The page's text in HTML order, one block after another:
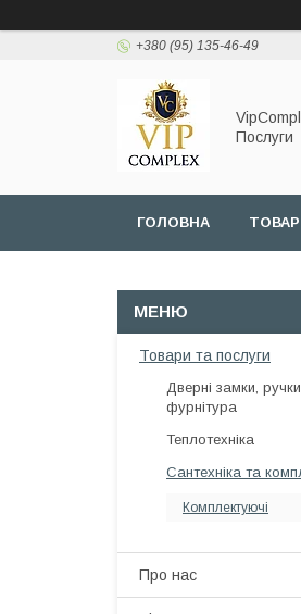
+380 (95) 135-46-49
Послуги
ГОЛОВНА
Товари та послуги
Дверні замки, ручки
фурнітура
Теплотехніка
Сантехніка та
Комплектуючі
Про нас